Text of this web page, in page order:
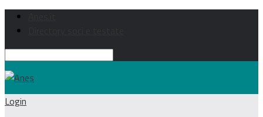
Login